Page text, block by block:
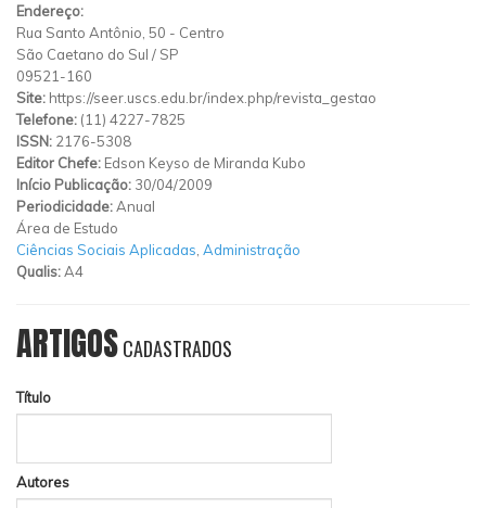
Endereço:
Rua Santo Antônio, 50 - Centro
São Caetano do Sul / SP
09521-160
Site: https://seer.uscs.edu.br/index.php/revista_gestao
Telefone: (11) 4227-7825
ISSN: 2176-5308
Editor Chefe: Edson Keyso de Miranda Kubo
Início Publicação: 30/04/2009
Periodicidade:Anual
Área de Estudo
Ciências Sociais Aplicadas Administração
Qualis:A4
ARTIGOSCADASTRADOS
Título
Autores